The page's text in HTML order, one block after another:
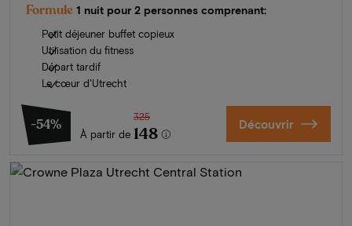
Formule 1 nuit pour 2 personnes comprenant:
Petit déjeuner buffet copieux
Utilisation du fitness
Départ tardif
Le cœur d'Utrecht
-54%
À partir de
325
148 Découvrir